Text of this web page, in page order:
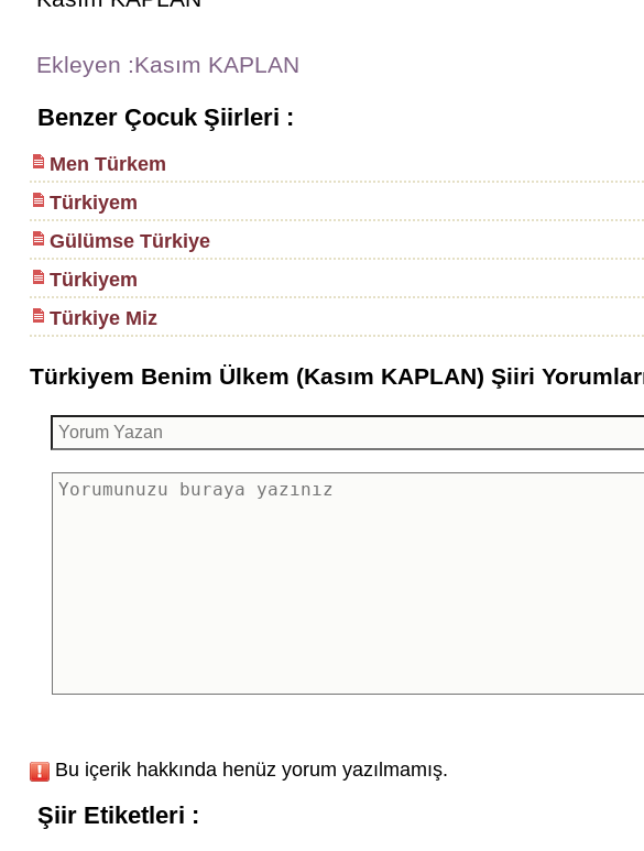
Ekleyen :Kasım KAPLAN
Benzer Çocuk Şiirleri :
Men Türkem
Türkiyem
Gülümse Türkiye
Türkiyem
Türkiye Miz
Türkiyem Benim Ülkem (Kasım KAPLAN) Şiiri
Bu içerik hakkında henüz yorum yazılmamış.
Şiir Etiketleri :